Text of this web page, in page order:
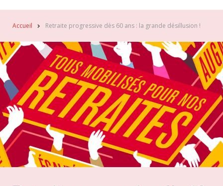
Accueil Retraite progressive dès 60 ans : la grande désillusion !